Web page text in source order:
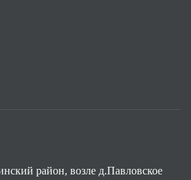
район, возле д.Павловское